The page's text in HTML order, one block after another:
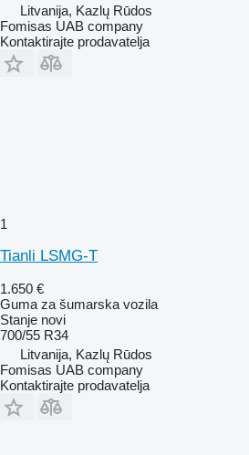
Litvanija, Kazlų Rūdos
Fomisas UAB company
Kontaktirajte prodavatelja
1
Tianli LSMG-T
1.650 €
Guma za šumarska vozila
Stanje novi
700/55 R34
Litvanija, Kazlų Rūdos
Fomisas UAB company
Kontaktirajte prodavatelja